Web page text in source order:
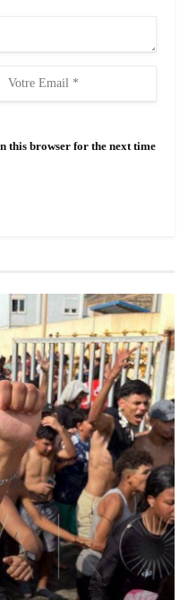
this browser for the next time